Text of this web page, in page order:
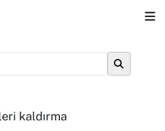
kaldırma